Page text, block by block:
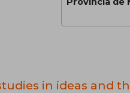
in ideas and